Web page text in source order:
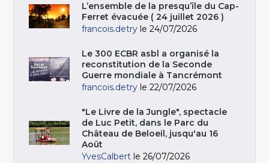
L’ensemble de la presqu’île du Cap-
Ferret évacuée ( 24 juillet 2026 )
francois.detry le 24/07/2026
Le 300 ECBR asbl a organisé la
reconstitution de la Seconde
Guerre mondiale à Tancrémont
francois.detry le 22/07/2026
"Le Livre de la Jungle", spectacle
de Luc Petit, dans le Parc du
Château de Beloeil, jusqu'au 16
Août
YvesCalbert le 26/07/2026